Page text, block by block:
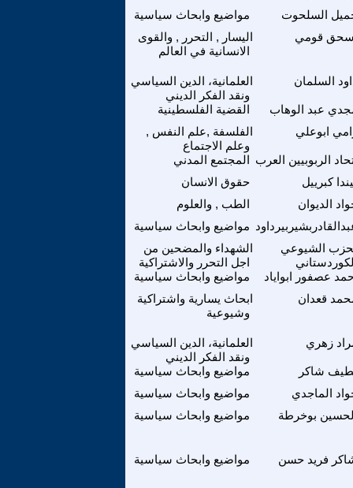
مواضيع وابحاث سياسية
السلحوت
اليسار , التحرر , والقوى
الانسانية في العالم
قومي
العلمانية، الدين السياسي
ونقد الفكر الديني
السلمان
القضية الفلسطينية
عبد الوهاب
الفلسفة ,علم النفس ,
وعلم الاجتماع
ابوعلي
المجتمع المدني الربوبيين العرب
حقوق الانسان
كبرييل
الطب , والعلوم
الديوان
مواضيع وابحاث سياسية
الشهداء والمضحين من
اجل التحرر والاشتراكية
الشيوعي
مواضيع وابحاث سياسية
عصفور ابواياد
ابحاث يسارية واشتراكية
وشيوعية
قعدان
العلمانية، الدين السياسي
ونقد الفكر الديني
زهري
مواضيع وابحاث سياسية
شاكر
مواضيع وابحاث سياسية
الماجدي
مواضيع وابحاث سياسية
بوخرطة
مواضيع وابحاث سياسية فريد حسن